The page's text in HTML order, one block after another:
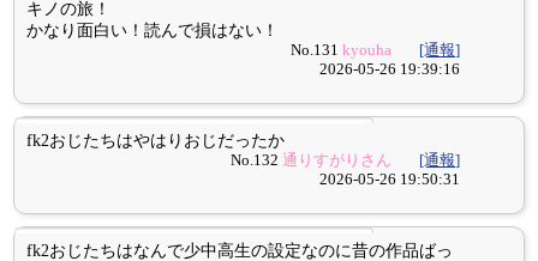
キノの旅！
かなり面白い！読んで損はない！
No.131kyouha
[通報]
2026-05-26 19:39:16
fk2おじたちはやはりおじだったか
No.132通りすがりさん
[通報]
2026-05-26 19:50:31
fk2おじたちはなんで少中高生の設定なのに昔の作品ばっ